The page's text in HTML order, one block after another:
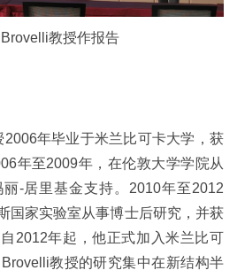
教授作报告
2006年毕业于米兰比可卡大学，获
年至2009年，在伦敦大学学院从
丽-居里基金支持。 2010年至2012
国家实验室从事博士后研究，并获
2012年起，他正式加入米兰比可
教授的研究集中在新结构半